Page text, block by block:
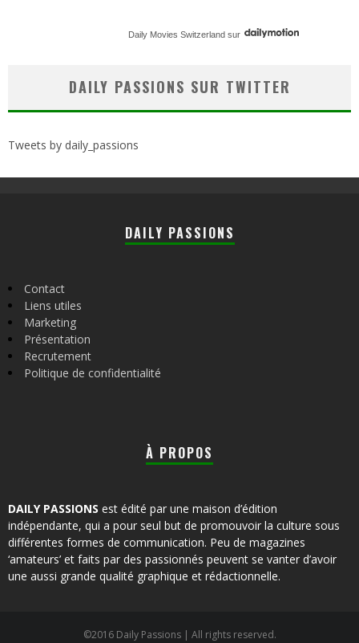
Daily Movies Switzerland sur
DAILY PASSIONS SUR TWITTER
Tweets by daily_passions
DAILY PASSIONS
Contact
Liens utiles
Marketing
Présentation
Recrutement
Politique de confidentialité
À PROPOS
DAILY PASSIONS est édité par une maison d’édition
indépendante, qui a pour seul but de promouvoir la culture sous
différentes formes de communication. Peu de magazines
‘amateurs’ et faits par des passionnés peuvent se vanter d’avoir
une aussi grande qualité graphique et rédactionnelle.
©2016 Daily Passions | All rights reserved.